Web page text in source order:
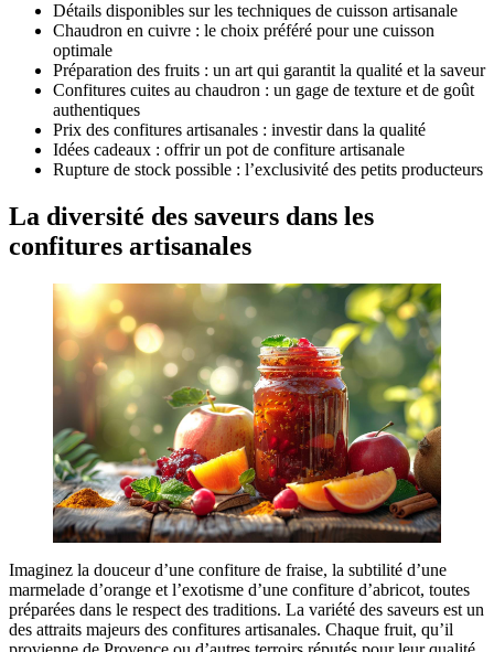
Détails disponibles sur les techniques de cuisson artisanale
Chaudron en cuivre : le choix préféré pour une cuisson
optimale
Préparation des fruits : un art qui garantit la qualité et la saveur
Confitures cuites au chaudron : un gage de texture et de goût
authentiques
Prix des confitures artisanales : investir dans la qualité
Idées cadeaux : offrir un pot de confiture artisanale
Rupture de stock possible : l’exclusivité des petits producteurs
La diversité des saveurs dans les
confitures artisanales
Imaginez la douceur d’une confiture de fraise, la subtilité d’une
marmelade d’orange et l’exotisme d’une confiture d’abricot, toutes
préparées dans le respect des traditions. La variété des saveurs est un
des attraits majeurs des confitures artisanales. Chaque fruit, qu’il